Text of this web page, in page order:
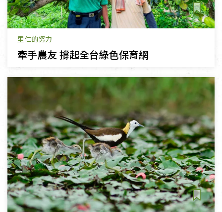
里仁的努力
牽手農友 撐起全台綠色保育網